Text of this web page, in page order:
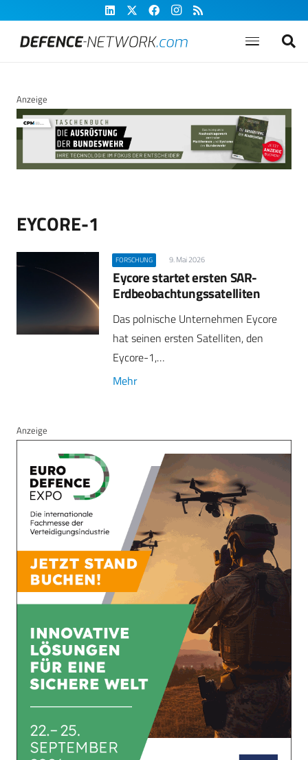
Anzeige
EYCORE-1
FORSCHUNG 9. Mai 2026
Eycore startet ersten SAR-
Erdbeobachtungssatelliten
Das polnische Unternehmen Eycore
hat seinen ersten Satelliten, den
Eycore-1,…
Mehr
Anzeige